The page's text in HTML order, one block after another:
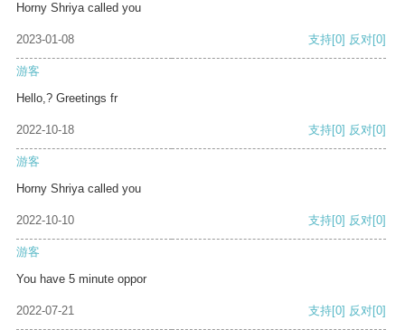
Horny Shriya called you
2023-01-08 支持[0] 反对[0]
游客
Hello,? Greetings fr
2022-10-18 支持[0] 反对[0]
游客
Horny Shriya called you
2022-10-10 支持[0] 反对[0]
游客
You have 5 minute oppor
2022-07-21 支持[0] 反对[0]